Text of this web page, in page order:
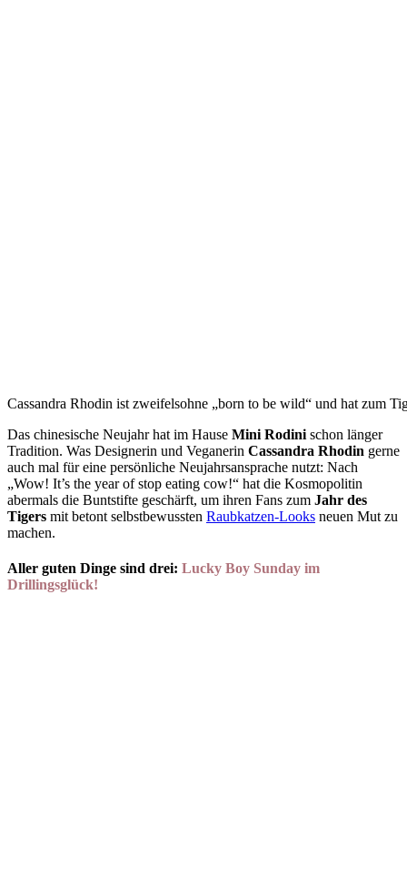
Cassandra Rhodin ist zweifelsohne „born to be wild“ und hat zum
Das chinesische Neujahrhat im Hause Mini Rodini schon länger
Tradition. Was Designerin und Veganerin Cassandra Rhodin gerne
auch mal für eine persönliche Neujahrsansprache nutzt: Nach
„Wow! It’s the year of stop eating cow!“ hat die Kosmopolitin
abermals die Buntstifte geschärft, um ihren Fans zum Jahr des
Tigers mit betont selbstbewussten Raubkatzen-Looks neuen Mut zu
machen.
Aller guten Dinge sind drei: Lucky Boy Sunday im
Drillingsglück!